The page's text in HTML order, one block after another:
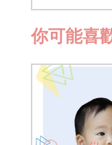
你可能喜